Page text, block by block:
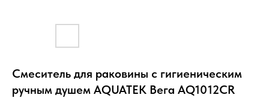
Смеситель для раковины с гигиеническим
ручным душем AQUATEK Вега AQ1012CR